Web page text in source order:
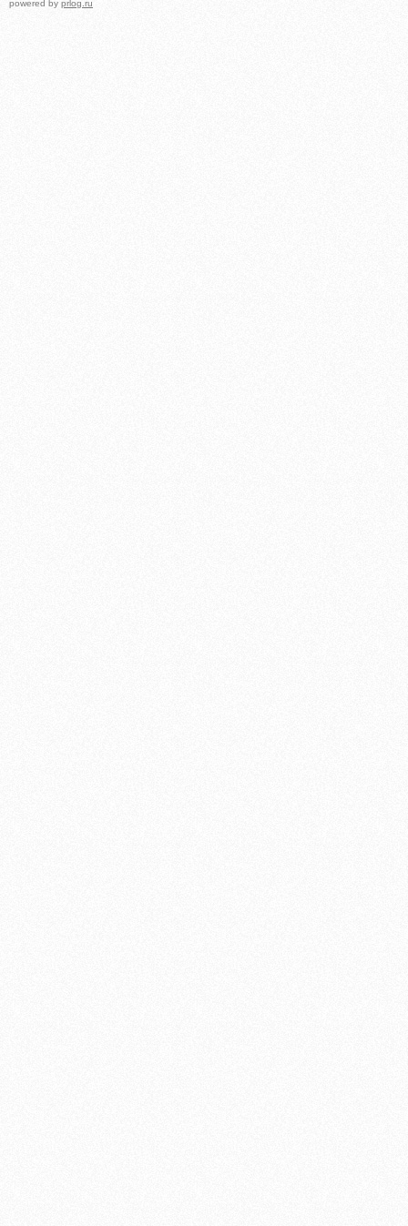
powered by prlog.ru